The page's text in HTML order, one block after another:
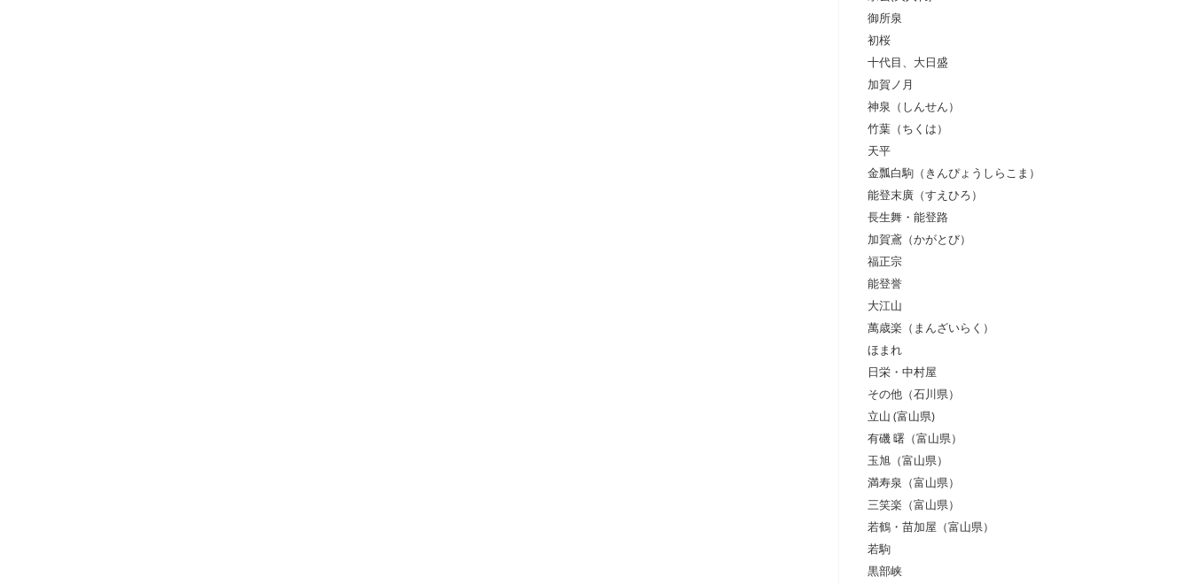
御所泉
初桜
十代目、大日盛
加賀ノ月
神泉（しんせん）
竹葉（ちくは）
天平
金瓢白駒（きんぴょうしらこま）
能登末廣（すえひろ）
長生舞・能登路
加賀鳶（かがとび）
福正宗
能登誉
大江山
萬歳楽（まんざいらく）
ほまれ
日栄・中村屋
その他（石川県）
立山 (富山県)
有磯 曙（富山県）
玉旭（富山県）
満寿泉（富山県）
三笑楽（富山県）
若鶴・苗加屋（富山県）
若駒
黒部峡